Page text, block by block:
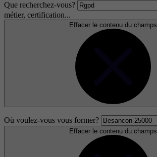
Que recherchez-vous?
métier, certification...
Effacer le contenu du champs
Où voulez-vous vous former?
Effacer le contenu du champs